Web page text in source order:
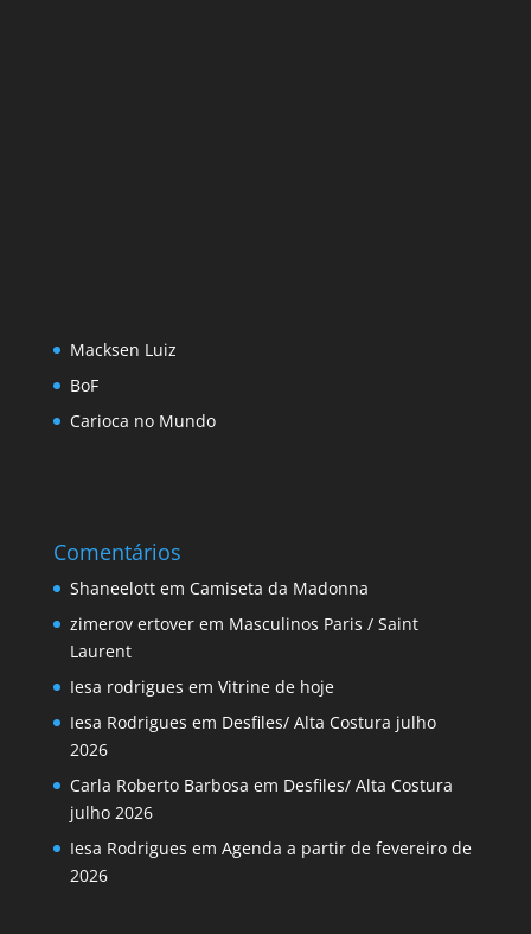
Macksen Luiz
BoF
Carioca no Mundo
Comentários
Shaneelottem Camiseta da Madonna
zimerov ertoverem Masculinos Paris / Saint
Laurent
Iesa rodrigues em Vitrine de hoje
Iesa Rodrigues em Desfiles/ Alta Costura julho
2026
Carla Roberto Barbosa em Desfiles/ Alta Costura
julho 2026
Iesa Rodrigues em Agenda a partir de fevereiro de
2026